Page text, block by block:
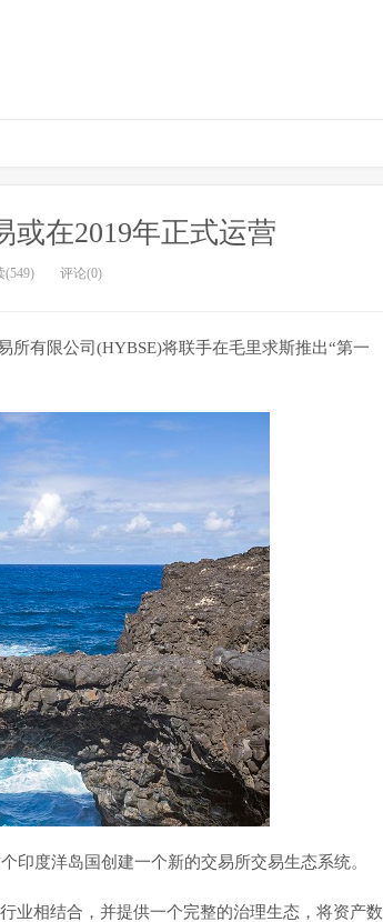
或在2019年正式运营
(549) 评论(0)
所有限公司(HYBSE)将联手在毛里求斯推出“第一
印度洋岛国创建一个新的交易所交易生态系统。
业相结合，并提供一个完整的治理生态，将资产数